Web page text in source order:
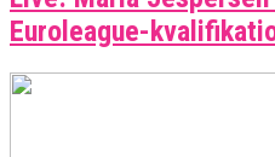
Euroleague-